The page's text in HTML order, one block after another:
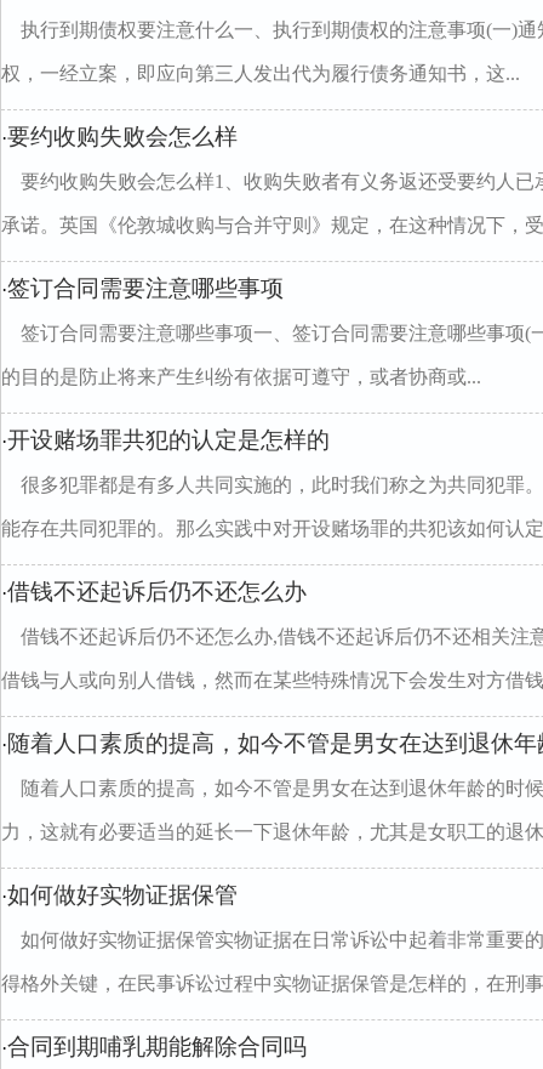
执行到期债权要注意什么一、执行到期债权的注意事项(一)
权，一经立案，即应向第三人发出代为履行债务通知书，这...
·要约收购失败会怎么样
要约收购失败会怎么样1、收购失败者有义务返还受要约人
承诺。英国《伦敦城收购与合并守则》规定，在这种情况下，
·签订合同需要注意哪些事项
签订合同需要注意哪些事项一、签订合同需要注意哪些事项(
的目的是防止将来产生纠纷有依据可遵守，或者协商或...
·开设赌场罪共犯的认定是怎样的
很多犯罪都是有多人共同实施的，此时我们称之为共同犯罪
能存在共同犯罪的。那么实践中对开设赌场罪的共犯该如何认
·借钱不还起诉后仍不还怎么办
借钱不还起诉后仍不还怎么办,借钱不还起诉后仍不还相关注
借钱与人或向别人借钱，然而在某些特殊情况下会发生对方借
·随着人口素质的提高，如今不管是男女在达到退休
随着人口素质的提高，如今不管是男女在达到退休年龄的时
力，这就有必要适当的延长一下退休年龄，尤其是女职工的退
·如何做好实物证据保管
如何做好实物证据保管实物证据在日常诉讼中起着非常重要
得格外关键，在民事诉讼过程中实物证据保管是怎样的，在刑
·合同到期哺乳期能解除合同吗